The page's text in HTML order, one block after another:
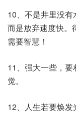
10、不是井里没有
而是放弃速度快。
需要智慧！
11、强大一些，
觉。
12、人生若要焕